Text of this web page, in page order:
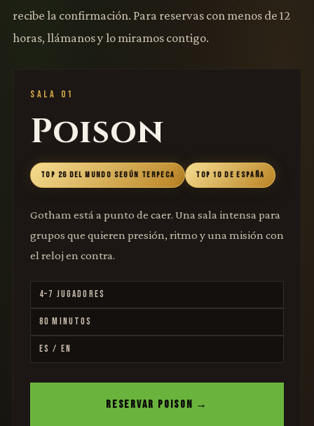
recibe la confirmación. Para reservas con menos de 12
horas, llámanos y lo miramos contigo.
SALA 01
Poison
TOP 26 DEL MUNDO SEGÚN TERPECA TOP 10 DE ESPAÑA
Gotham está a punto de caer. Una sala intensa para
grupos que quieren presión, ritmo y una misión con
el reloj en contra.
4–7 JUGADORES
80 MINUTOS
ES / EN
RESERVAR POISON →